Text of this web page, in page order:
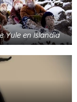
Yule en Islandia